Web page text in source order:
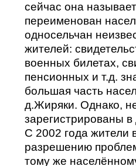
сейчас она
переименован
односельчан
жителей:
военных билетах,
пенсионных и т.д.
большая часть
д.Жиряки. Однако,
зарегистрированы
С 2002 года жители
разрешению
тому же